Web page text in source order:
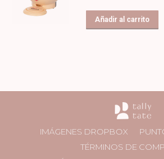
Añadir al carrito
IMÁGENES DROPBOX
TÉRMINOS DE